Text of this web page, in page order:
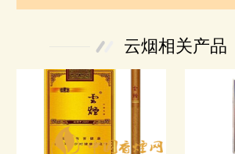
云烟相关产品